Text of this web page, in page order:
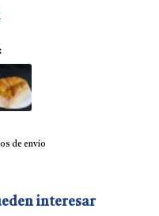
de envío
interesar